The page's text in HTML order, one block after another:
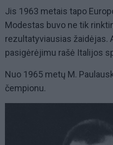
Jis 1963 metais tapo
Modestas buvo ne tik
rezultatyviausias žaidėjas.
pasigėrėjimu rašė Italijos
Nuo 1965 metų M.
čempionu.